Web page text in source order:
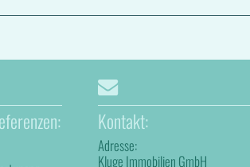
Kontakt:
Adresse:
Kluge Immobilien GmbH